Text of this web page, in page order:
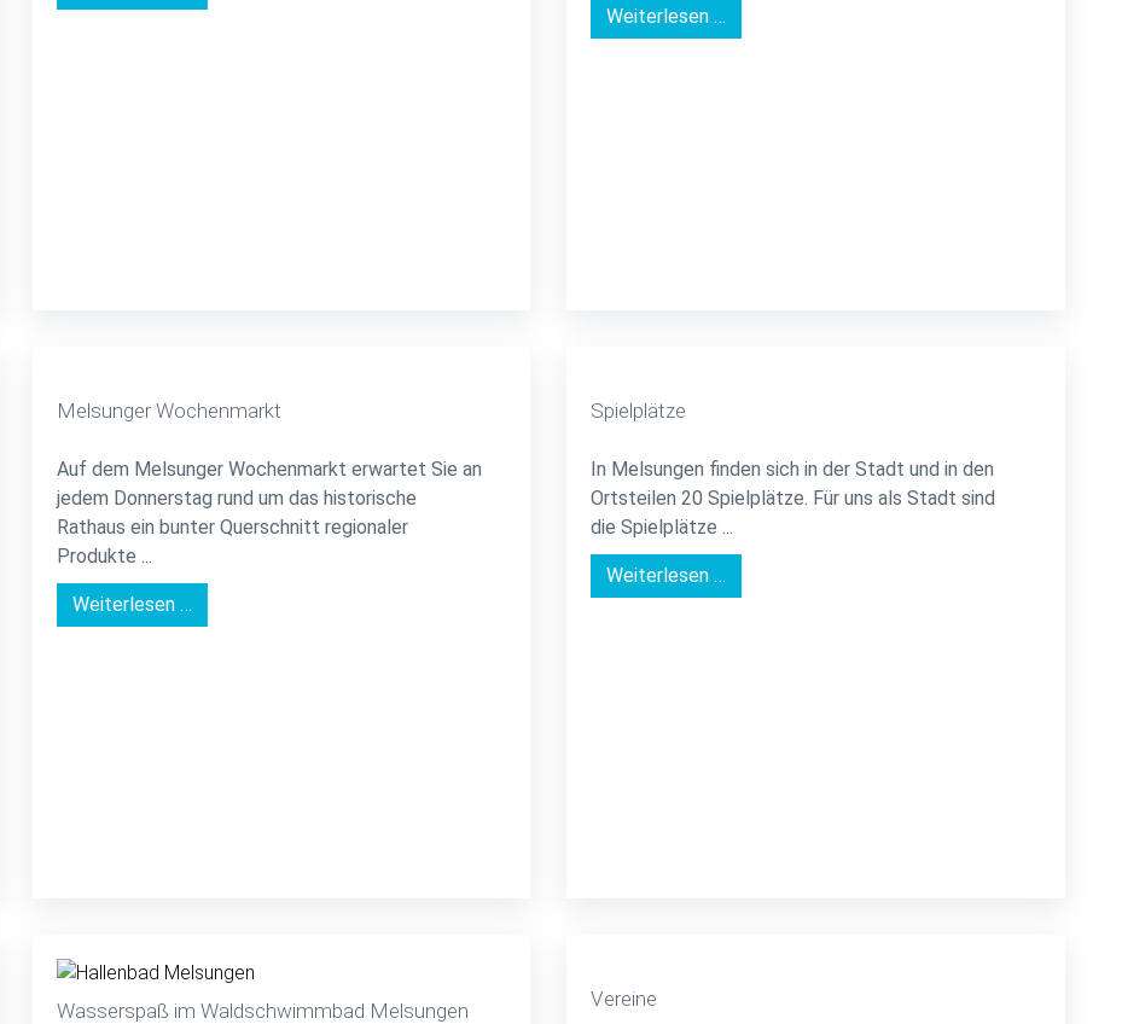
Weiterlesen …
Melsunger Wochenmarkt
Auf dem Melsunger Wochenmarkt erwartet Sie an
jedem Donnerstag rund um das historische
Rathaus ein bunter Querschnitt regionaler
Produkte ...
Weiterlesen …
Spielplätze
In Melsungen finden sich in der Stadt und in den
Ortsteilen 20 Spielplätze. Für uns als Stadt sind
die Spielplätze ...
Weiterlesen …
Wasserspaß im Waldschwimmbad Melsungen Vereine